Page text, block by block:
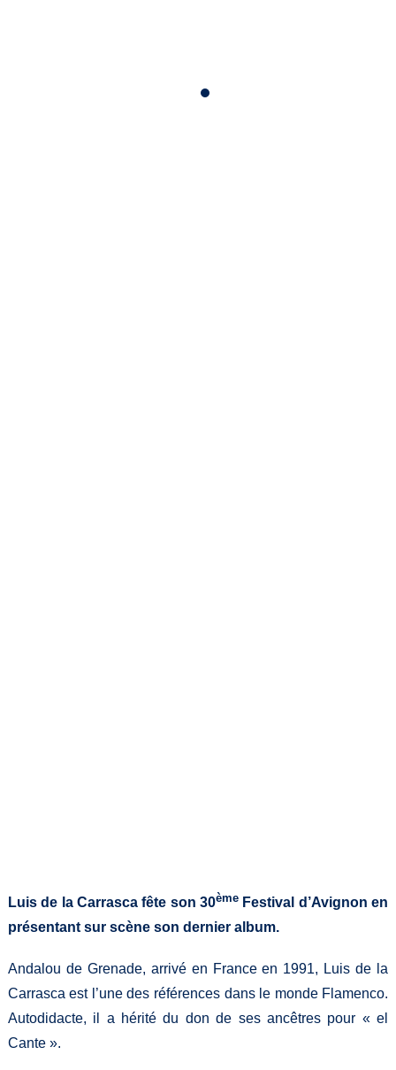
Luis de la Carrasca fête son 30ème Festival d’Avignon en
présentant sur scène son dernier album.
Andalou de Grenade, arrivé en France en 1991, Luis de la
Carrasca est l’une des références dans le monde Flamenco.
Autodidacte, il a hérité du don de ses ancêtres pour « el
Cante ».